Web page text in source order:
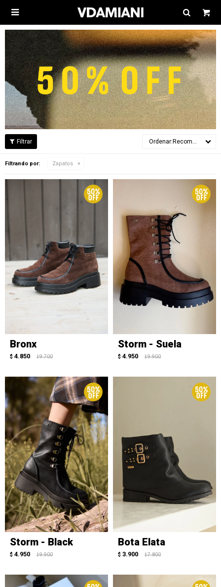

Recomendados
Filtrando por: Zapatos
Bronx
$ 4.850 $ 9.700
Storm - Suela
$ 4.950 $ 9.900
Storm - Black
$ 4.950 $ 9.900
Bota Elata
$ 3.900 $ 7.800